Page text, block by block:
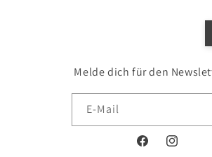
Melde dich für den
E-Mail
FacebookInstagram